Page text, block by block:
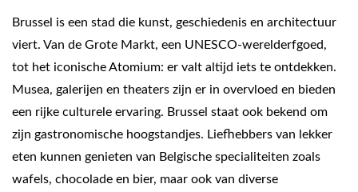
Brussel is een stad die kunst, geschiedenis en architectuur
viert. Van de Grote Markt, een UNESCO‑werelderfgoed,
tot het iconische Atomium: er valt altijd iets te ontdekken.
Musea, galerijen en theaters zijn er in overvloed en bieden
een rijke culturele ervaring. Brussel staat ook bekend om
zijn gastronomische hoogstandjes. Liefhebbers van lekker
eten kunnen genieten van Belgische specialiteiten zoals
wafels, chocolade en bier, maar ook van diverse